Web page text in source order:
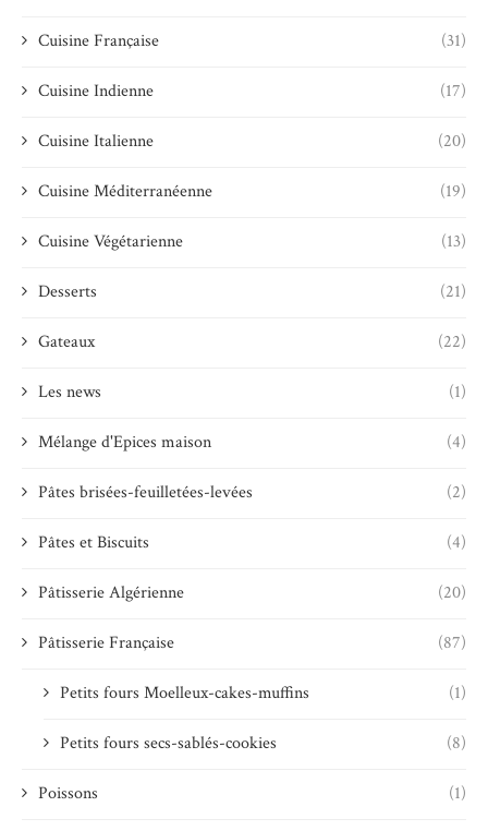
Cuisine Française (31)
Cuisine Indienne (17)
Cuisine Italienne (20)
Cuisine Méditerranéenne (19)
Cuisine Végétarienne (13)
Desserts (21)
Gateaux (22)
Les news (1)
Mélange d'Epices maison (4)
Pâtes brisées-feuilletées-levées (2)
Pâtes et Biscuits (4)
Pâtisserie Algérienne (20)
Pâtisserie Française (87)
Petits fours Moelleux-cakes-muffins (1)
Petits fours secs-sablés-cookies (8)
Poissons (1)